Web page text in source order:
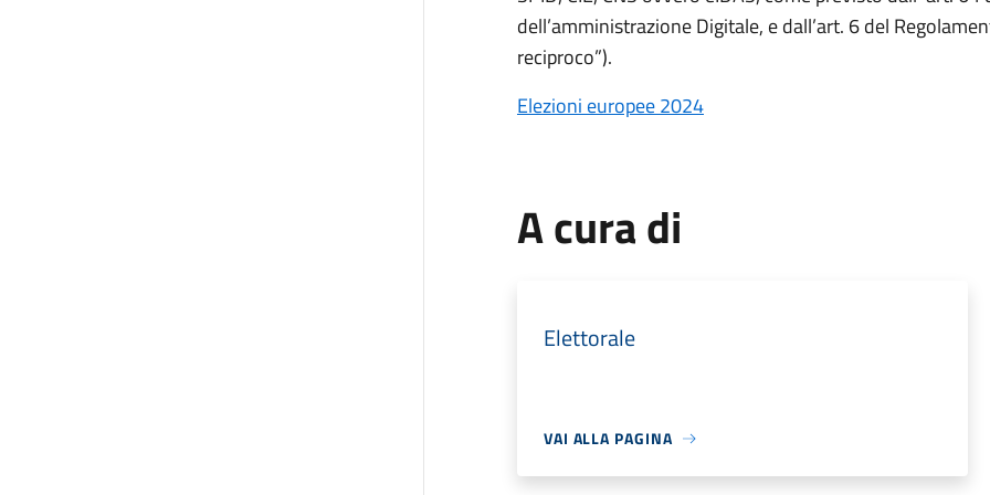
dell’amministrazione Digitale, e dall’art. 6 del
reciproco”).
Elezioni europee 2024
A cura di
Elettorale
VAI ALLA PAGINA